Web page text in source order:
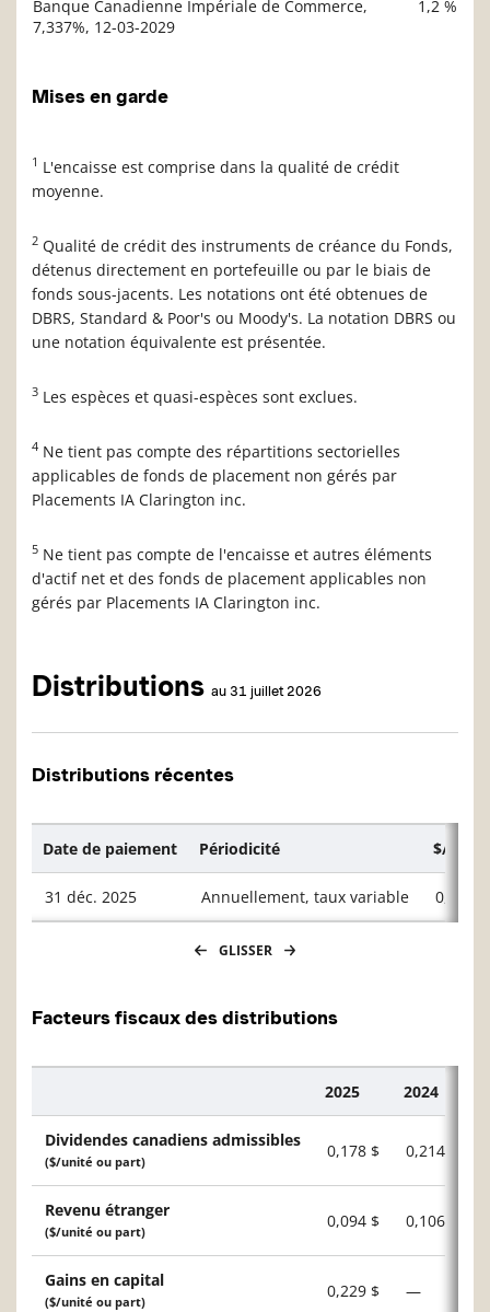
Banque Canadienne Impériale de Commerce,
7,337%, 12-03-2029
1,2 %
Mises en garde
1 L'encaisse est comprise dans la qualité de crédit
moyenne.
2 Qualité de crédit des instruments de créance du Fonds,
détenus directement en portefeuille ou par le biais de
fonds sous-jacents. Les notations ont été obtenues de
DBRS, Standard & Poor's ou Moody's. La notation DBRS ou
une notation équivalente est présentée.
3 Les espèces et quasi-espèces sont exclues.
4 Ne tient pas compte des répartitions sectorielles
applicables de fonds de placement non gérés par
Placements IA Clarington inc.
5 Ne tient pas compte de l'encaisse et autres éléments
d'actif net et des fonds de placement applicables non
gérés par Placements IA Clarington inc.
Distributions au 31 juillet 2026
Distributions récentes
Date de paiement Périodicité $/
31 déc. 2025 Annuellement, taux variable
GLISSER
Facteurs fiscaux des distributions
2025 2024
Dividendes canadiens admissibles
($/unité ou part)
0,178 $ 0,214 $
Revenu étranger
($/unité ou part)
0,094 $ 0,106 $
Gains en capital
($/unité ou part)
0,229 $ —